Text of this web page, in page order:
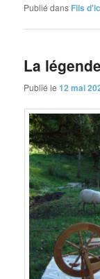
Publié dans Fils
La
Publié le12 mai